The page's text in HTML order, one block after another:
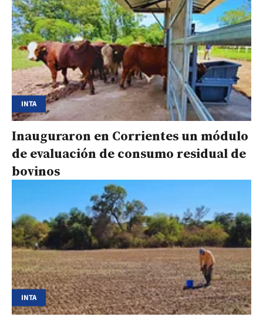
INTA
Inauguraron en Corrientes un módulo
de evaluación de consumo residual de
bovinos
INTA